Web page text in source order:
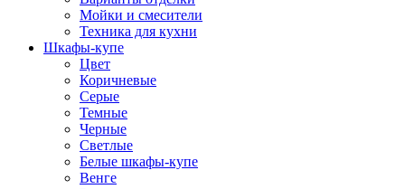
Мойки и смесители
Техника для кухни
Шкафы-купе
Цвет
Коричневые
Серые
Темные
Черные
Светлые
Белые шкафы-купе
Венге